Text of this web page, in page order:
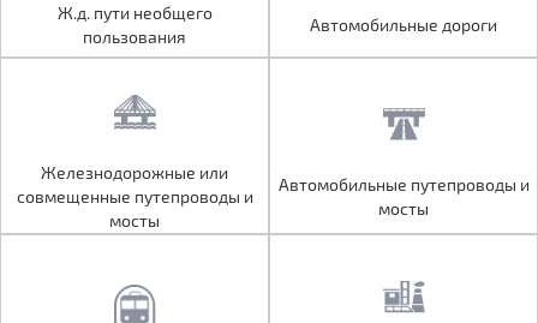
Ж.д. пути необщего
пользования
Автомобильные дороги
Железнодорожные или
совмещенные путепроводы и
мосты
Автомобильные путепроводы и
мосты
Ж.д. пути необщего
пользования
Автомобильные дороги
Железнодорожные или
совмещенные путепроводы и
мосты
Автомобильные путепроводы и
мосты